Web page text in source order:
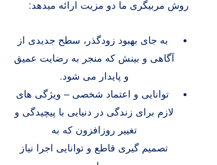
روش مربیگری ما دو مزیت ارائه میدهد:
به جای بهبود زودگذر، سطح جدیدی از
آگاهی و بینش که منجر به رضایت عمیق
و پایدار می شود.
توانایی و اعتماد شخصی – ویژگی های
لازم برای زندگی در دنیایی با پیچیدگی و
تغییر روزافزون که به
تصمیم گیری قاطع و توانایی اجرا نیاز